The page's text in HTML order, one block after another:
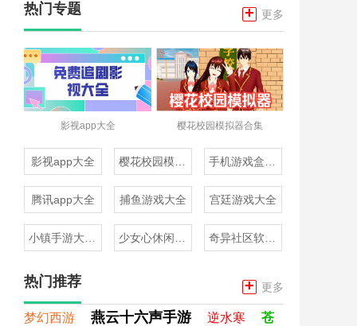
热门专题 + 更多
影视app大全 樱花校园模拟器合集
影视app大全
腾讯app大全 捕鱼游戏大全 宫廷游戏大全
热门推荐 + 更多
梦幻西游 燕云十六声手游 逆水寒
苍